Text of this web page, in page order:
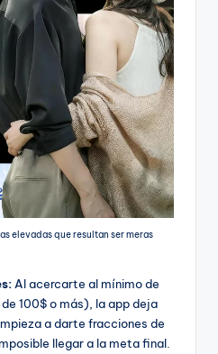
elevadas que resultan ser meras
Al acercarte al mínimo de
100$ o más), la app deja
a darte fracciones de
llegar a la meta final.